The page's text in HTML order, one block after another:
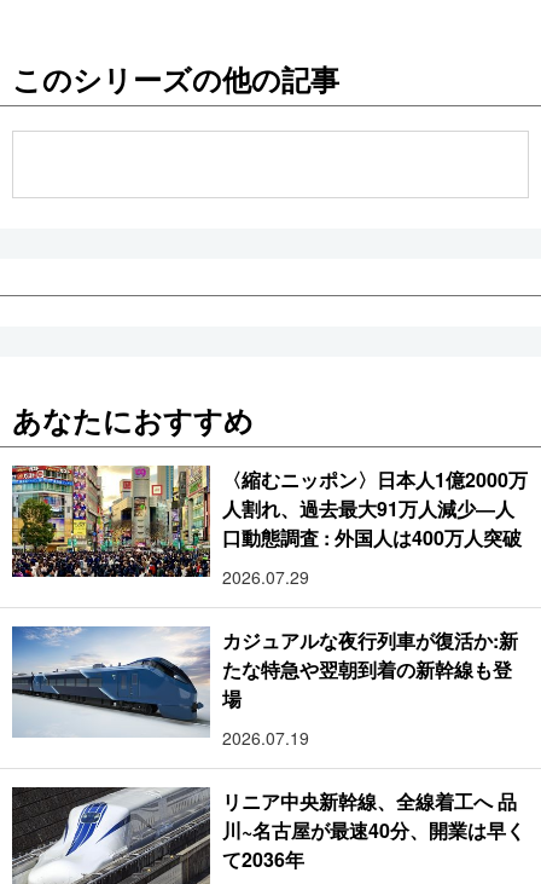
公式SNS
このシリーズの他の記事
あなたにおすすめ
〈縮むニッポン〉日本人1億2000万
人割れ、過去最大91万人減少―人
口動態調査 : 外国人は400万人突破
2026.07.29
カジュアルな夜行列車が復活か:新
たな特急や翌朝到着の新幹線も登
場
2026.07.19
リニア中央新幹線、全線着工へ 品
川~名古屋が最速40分、開業は早く
て2036年